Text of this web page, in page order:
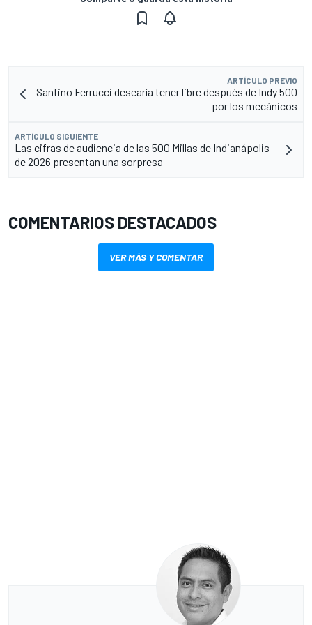
ARTÍCULO PREVIO
Santino Ferrucci desearía tener libre después de Indy 500
por los mecánicos
ARTÍCULO SIGUIENTE
Las cifras de audiencia de las 500 Millas de Indianápolis
de 2026 presentan una sorpresa
COMENTARIOS DESTACADOS
VER MÁS Y COMENTAR